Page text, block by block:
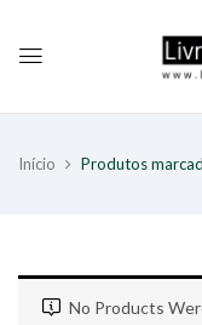
Início Produtos
No Products